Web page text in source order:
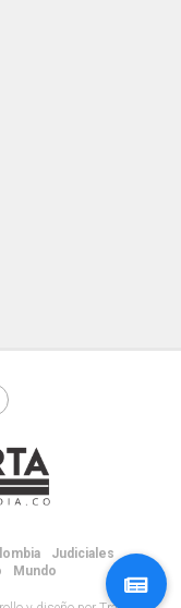
Judiciales
Mundo